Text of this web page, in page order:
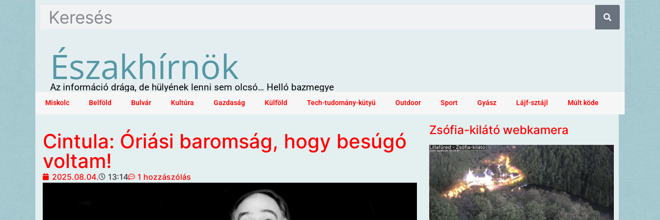
Északhírnök
Az információ drága, de hülyének lenni sem olcsó… Helló bazmegye
Miskolc Belföld Bulvár Kultúra Gazdaság Külföld Tech-tudomány-kütyü Outdoor Sport Gyász Lájf-sztájl Múlt köde
Cintula: Óriási baromság, hogy besúgó
voltam!
2025.08.04. 13:14 1 hozzászólás
Zsófia-kilátó webkamera